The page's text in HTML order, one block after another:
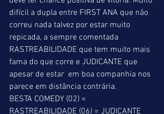
difícil a dupla entre FIRST ANA que não
correu nada talvez por estar muito
repicada, a sempre comentada
RASTREABILIDADE que tem muito mais
fama do que corre e JUDICANTE que
apesar de estar  em boa companhia nos
parece em distância contrária.
BESTA COMEDY (02) =
RASTREABILIDADE (06) = JUDICANTE